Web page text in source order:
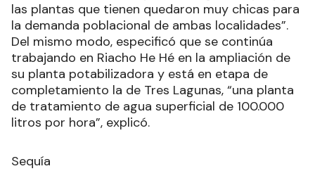
las plantas que tienen quedaron muy chicas para
la demanda poblacional de ambas localidades”.
Del mismo modo, especificó que se continúa
trabajando en Riacho He Hé en la ampliación de
su planta potabilizadora y está en etapa de
completamiento la de Tres Lagunas, “una planta
de tratamiento de agua superficial de 100.000
litros por hora”, explicó.
Sequía